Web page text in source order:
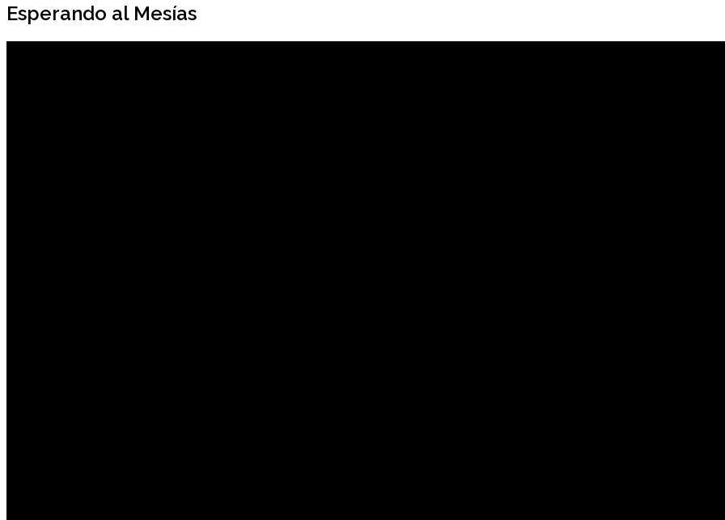
Esperando al Mesías